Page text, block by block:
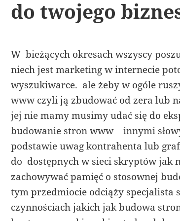
do twojego
W bieżących okresach wszyscy
niech jest marketing w internecie
wyszukiwarce. ale żeby w ogóle
www czyli ją zbudować od zera lub
jej nie mamy musimy udać się do
budowanie stron www innymi
podstawie uwag kontrahenta lub
do dostępnych w sieci skryptów jak
zachowywać pamięć o stosownej
tym przedmiocie odciąży specjalista
czynnościach jakich jak budowa